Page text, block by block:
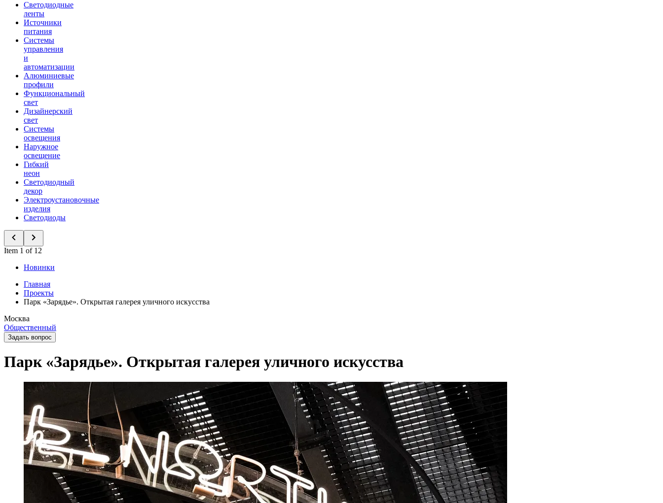
Светодиодные
ленты
Источники
питания
Системы
управления
и
автоматизации
Алюминиевые
профили
Функциональный
свет
Дизайнерский
свет
Системы
освещения
Наружное
освещение
Гибкий
неон
Светодиодный
декор
Электроустановочные
изделия
Светодиоды
Item 1 of 12
Новинки
Главная
Проекты
Парк «Зарядье». Открытая галерея уличного искусства
Москва
Общественный
Задать вопрос
Парк «Зарядье». Открытая галерея уличного искусства